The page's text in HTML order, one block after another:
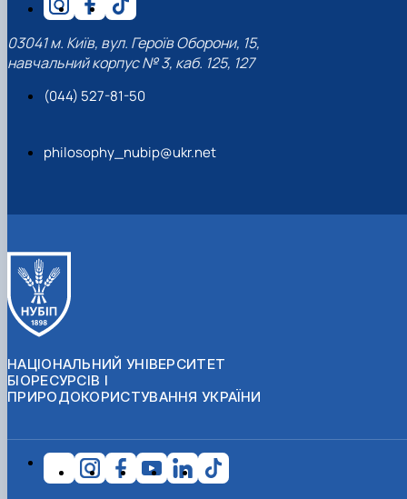
03041 м. Київ, вул. Героїв Оборони, 15,
навчальний корпус № 3, каб. 125, 127
(044) 527-81-50
philosophy_nubip@ukr.net
НАЦІОНАЛЬНИЙ УНІВЕРСИТЕТ
БІОРЕСУРСІВ І
ПРИРОДОКОРИСТУВАННЯ УКРАЇНИ